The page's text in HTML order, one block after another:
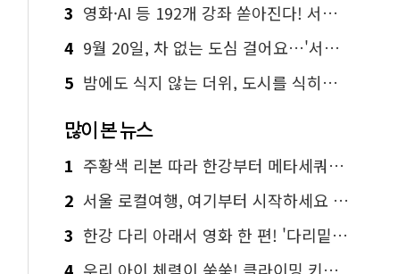
3 영화·AI 등 192개 강좌 쏟아진다! 서울시민대학 선착순 신청
4 9월 20일, 차 없는 도심 걸어요…'서울 걷자 페스티벌' 선착순 5천명
5 밤에도 식지 않는 더위, 도시를 식히는 시원한 해법은?
많이 본 뉴스
1 주황색 리본 따라 한강부터 메타세쿼이아 숲길까지…서울둘레길 15코스
2 서울 로컬여행, 여기부터 시작하세요 '서울에디션25'
3 한강 다리 아래서 영화 한 편! '다리밑 영화관' 무료 상영